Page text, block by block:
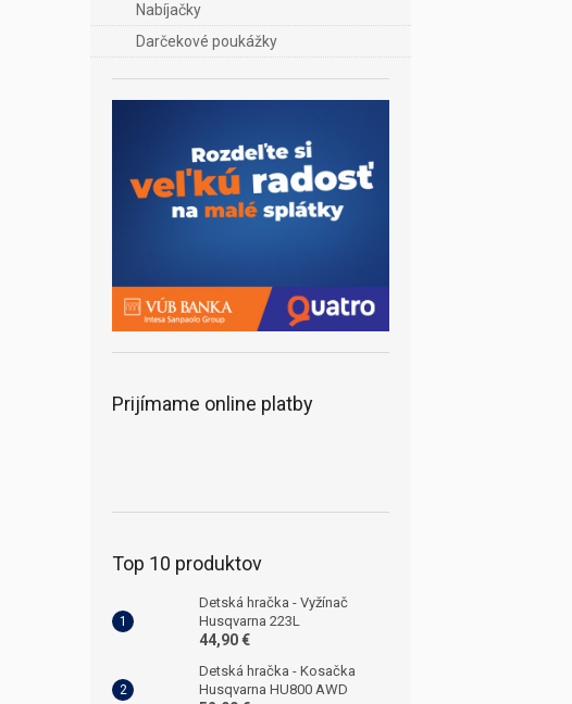
Nabíjačky
Darčekové poukážky
Prijímame online platby
Top 10 produktov
Detská hračka - Vyžínač
Husqvarna 223L
44,90 €
Detská hračka - Kosačka
Husqvarna HU800 AWD